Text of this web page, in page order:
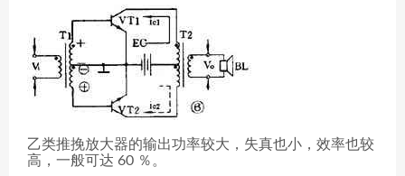
乙类推挽放大器的输出功率较大，失真也小，效率也较
高，一般可达 60 ％。